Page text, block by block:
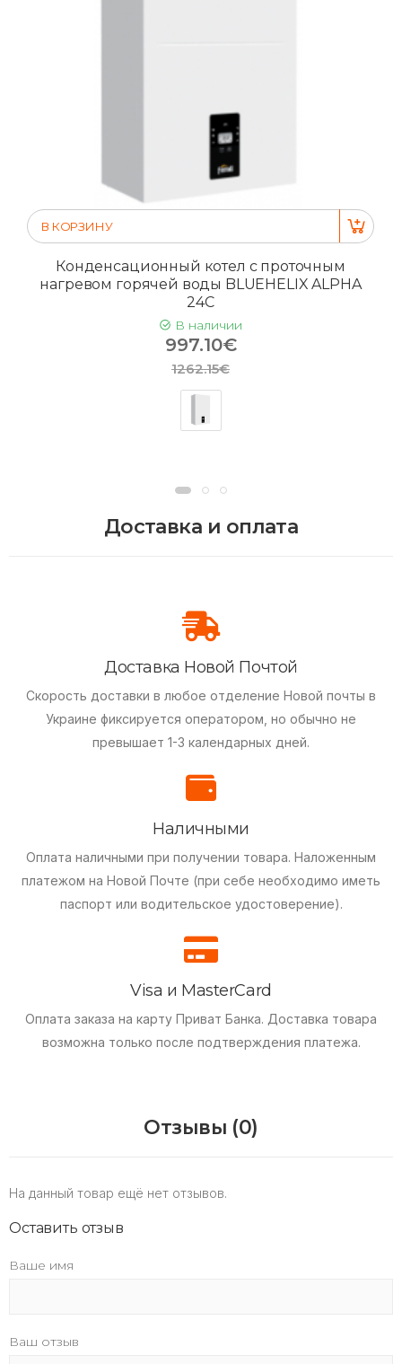
В КОРЗИНУ
Конденсационный котел с проточным
нагревом горячей воды BLUEHELIX ALPHA
24C
В наличии
997.10€
1262.15€
Доставка и оплата
Доставка Новой Почтой
Скорость доставки в любое отделение Новой почты в
Украине фиксируется оператором, но обычно не
превышает 1-3 календарных дней.
Наличными
Оплата наличными при получении товара. Наложенным
платежом на Новой Почте (при себе необходимо иметь
паспорт или водительское удостоверение).
Visa и MasterCard
Оплата заказа на карту Приват Банка. Доставка товара
возможна только после подтверждения платежа.
Отзывы (0)
На данный товар ещё нет отзывов.
Оставить отзыв
Ваше имя
Ваш отзыв